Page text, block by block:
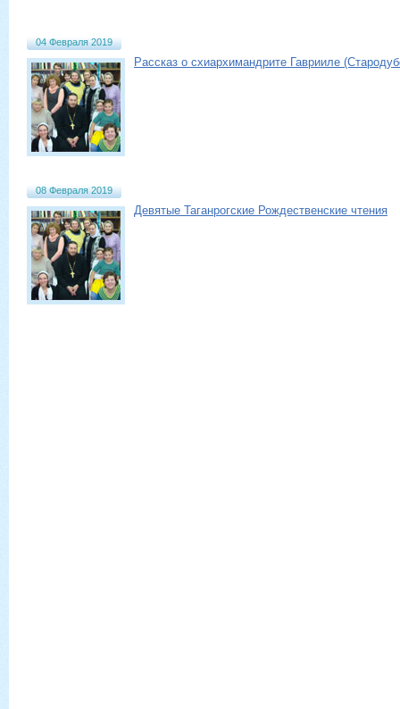
04 Февраля 2019
Рассказ о схиархимандрите Гаврииле
08 Февраля 2019
Девятые Таганрогские Рождественские чтения